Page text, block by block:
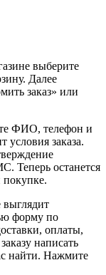
выберите
Далее
заказ» или
ФИО, телефон и
условия заказа.
Теперь останется
покупке.
выглядит
форму по
оплаты,
написать
найти. Нажмите